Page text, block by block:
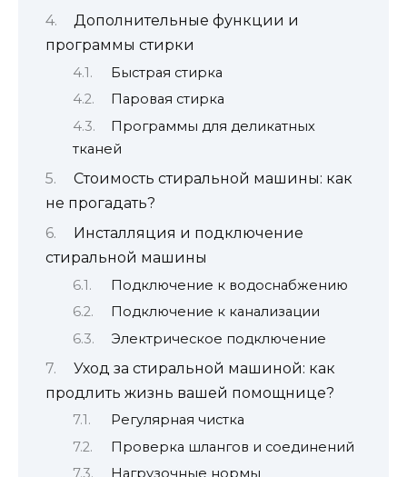
Дополнительные функции и
программы стирки
Быстрая стирка
Паровая стирка
Программы для деликатных
тканей
Стоимость стиральной машины: как
не прогадать?
Инсталляция и подключение
стиральной машины
Подключение к водоснабжению
Подключение к канализации
Электрическое подключение
Уход за стиральной машиной: как
продлить жизнь вашей помощнице?
Регулярная чистка
Проверка шлангов и соединений
Нагрузочные нормы